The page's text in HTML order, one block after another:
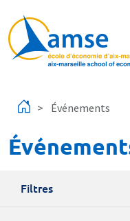
Événements
Filtres